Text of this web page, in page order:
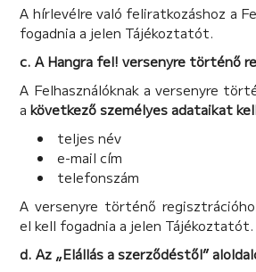
A hírlevélre való feliratkozáshoz a
fogadnia a jelen Tájékoztatót.
c. A Hangra fel! versenyre történő
A Felhasználóknak a versenyre
akövetkező személyes adataikat
teljes név
e-mail cím
telefonszám
A versenyre történő
el kell fogadnia a jelen Tájékoztatót.
d. Az „Elállás a szerződéstől”